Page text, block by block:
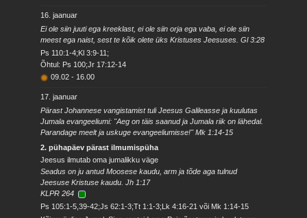
16. jaanuar
Ei ole siin juuti ega kreeklast, ei ole siin orja ega vaba, ei ole siin
meest ega naist, sest te kõik olete üks Kristuses Jeesuses. Gl 3:28
Ps 110:1-4;Kl 3:9-11;
Õhtul: Ps 100;Jr 17:12-14
09.02 - 16.00
17. jaanuar
Pärast Johannese vangistamist tuli Jeesus Galileasse ja kuulutas
Jumala evangeeliumi: "Aeg on täis saanud ja Jumala riik on lähedal.
Parandage meelt ja uskuge evangeeliumisse!" Mk 1:14-15
2. pühapäev pärast ilmumispüha
Jeesus ilmutab oma jumalikku väge
Seadus on ju antud Moosese kaudu, arm ja tõde aga tulnud
Jeesuse Kristuse kaudu. Jh 1:17
KLPR 264
Ps 105:1-5,39-42;Js 62:1-3;Tt 1:1-3;Lk 4:16-21 või Mk 1:14-15